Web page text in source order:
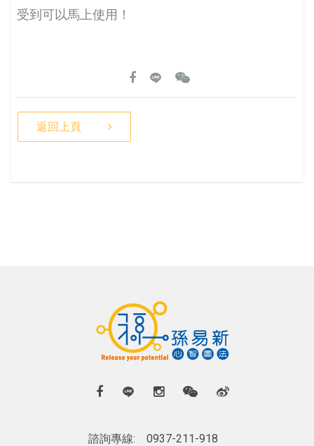
受到可以馬上使用！
返回上頁
諮詢專線:
0937-211-918